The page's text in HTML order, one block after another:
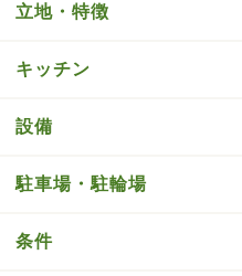
立地・特徴
キッチン
設備
駐車場・駐輪場
条件